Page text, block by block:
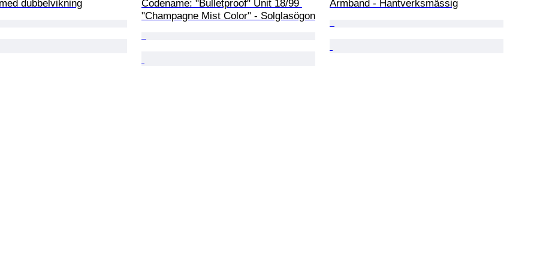
dubbelvikning
Codename: "Bulletproof" Unit 18/99
"Champagne Mist Color" - Solglasögon
Armband - Hantverksmässig